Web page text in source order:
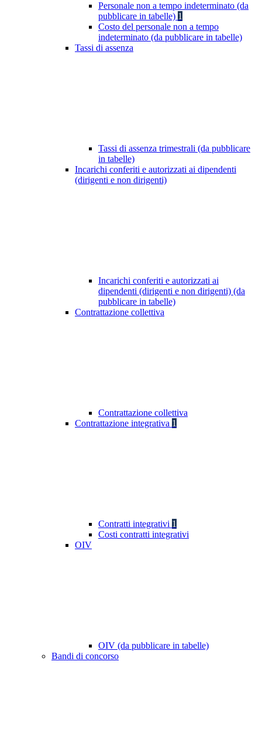
Personale non a tempo indeterminato (da
pubblicare in tabelle) 1
Costo del personale non a tempo
indeterminato (da pubblicare in tabelle)
Tassi di assenza
Tassi di assenza trimestrali (da pubblicare
in tabelle)
Incarichi conferiti e autorizzati ai dipendenti
(dirigenti e non dirigenti)
Incarichi conferiti e autorizzati ai
dipendenti (dirigenti e non dirigenti) (da
pubblicare in tabelle)
Contrattazione collettiva
Contrattazione collettiva
Contrattazione integrativa 1
Contratti integrativi 1
Costi contratti integrativi
OIV
OIV (da pubblicare in tabelle)
Bandi di concorso